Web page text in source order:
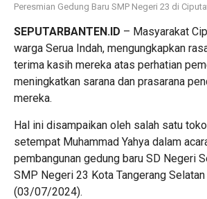
Peresmian Gedung Baru SMP Negeri 23 di
SEPUTARBANTEN.ID – Masyarakat
warga Serua Indah, mengungkapkan
terima kasih mereka atas perhatian
meningkatkan sarana dan prasarana
mereka.
Hal ini disampaikan oleh salah satu
setempat Muhammad Yahya dalam
pembangunan gedung baru SD Negeri
SMP Negeri 23 Kota Tangerang Selatan
(03/07/2024).